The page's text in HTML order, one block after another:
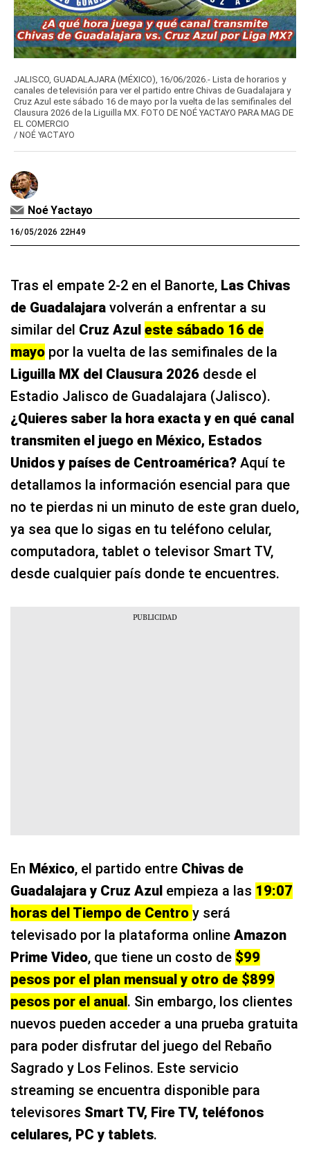
JALISCO, GUADALAJARA (MÉXICO), 16/06/2026.- Lista de horarios y
canales de televisión para ver el partido entre Chivas de Guadalajara y
Cruz Azul este sábado 16 de mayo por la vuelta de las semifinales del
Clausura 2026 de la Liguilla MX. FOTO DE NOÉ YACTAYO PARA MAG DE
EL COMERCIO
/ NOÉ YACTAYO
Noé Yactayo
16/05/2026 22H49
Tras el empate 2-2 en el Banorte, Las Chivas
de Guadalajara volverán a enfrentar a su
similar del Cruz Azul este sábado 16 de
mayo por la vuelta de las semifinales de la
Liguilla MX del Clausura 2026 desde el
Estadio Jalisco de Guadalajara (Jalisco).
¿Quieres saber la hora exacta y en qué canal
transmiten el juego en México, Estados
Unidos y países de Centroamérica? Aquí te
detallamos la información esencial para que
no te pierdas ni un minuto de este gran duelo,
ya sea que lo sigas en tu teléfono celular,
computadora, tablet o televisor Smart TV,
desde cualquier país donde te encuentres.
En México, el partido entre Chivas de
Guadalajara y Cruz Azul empieza a las 19:07
horas del Tiempo de Centro y será
televisado por la plataforma online Amazon
Prime Video, que tiene un costo de $99
pesos por el plan mensual y otro de $899
pesos por el anual. Sin embargo, los clientes
nuevos pueden acceder a una prueba gratuita
para poder disfrutar del juego del Rebaño
Sagrado y Los Felinos. Este servicio
streaming se encuentra disponible para
televisores Smart TV, Fire TV, teléfonos
celulares, PC y tablets.